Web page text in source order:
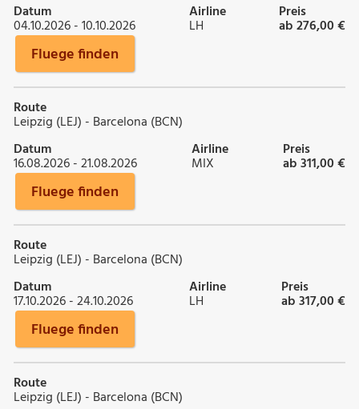
Datum
04.10.2026 - 10.10.2026
Airline
LH
Preis
ab 276,00 €
Fluege finden
Route
Leipzig (LEJ) - Barcelona (BCN)
Datum
16.08.2026 - 21.08.2026
Airline
MIX
Preis
ab 311,00 €
Fluege finden
Route
Leipzig (LEJ) - Barcelona (BCN)
Datum
17.10.2026 - 24.10.2026
Airline
LH
Preis
ab 317,00 €
Fluege finden
Route
Leipzig (LEJ) - Barcelona (BCN)